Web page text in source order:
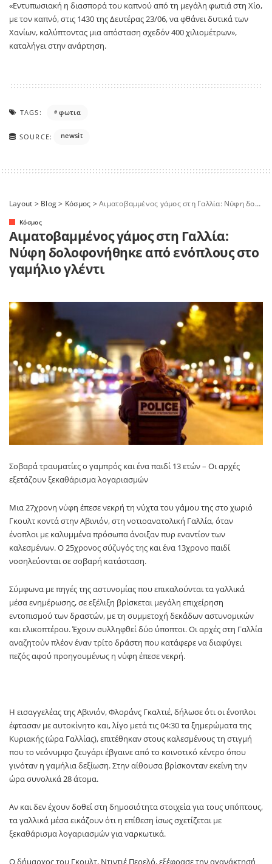
«Εντυπωσιακή η διασπορά του καπνού από τη μεγάλη φωτιά στη Χίο,
με τον καπνό, στις 1430 της Δευτέρας 23/06, να φθάνει δυτικά των
Χανίων, καλύπτοντας μια απόσταση σχεδόν 400 χιλιομέτρων»,
καταλήγει στην ανάρτηση.
TAGS: φωτια
SOURCE: newsit
Layout > Blog> Κόσμος >Αιματοβαμμένος γάμος στη Γαλλία: Νύφη δολοφονήθηκε από ενόπλους στο γαμήλιο γλέντι
Κόσμος
Αιματοβαμμένος γάμος στη Γαλλία:
Νύφη δολοφονήθηκε από ενόπλους στο
γαμήλιο γλέντι
Σοβαρά τραυματίες ο γαμπρός και ένα παιδί 13 ετών – Οι αρχές
εξετάζουν ξεκαθάρισμα λογαριασμών
Μια 27χρονη νύφη έπεσε νεκρή τη νύχτα του γάμου της στο χωριό
Γκουλτ κοντά στην Αβινιόν, στη νοτιοανατολική Γαλλία, όταν
ένοπλοι με καλυμμένα πρόσωπα άνοιξαν πυρ εναντίον των
καλεσμένων. Ο 25χρονος σύζυγός της και ένα 13χρονο παιδί
νοσηλεύονται σε σοβαρή κατάσταση.
Σύμφωνα με πηγές της αστυνομίας που επικαλούνται τα γαλλικά
μέσα ενημέρωσης, σε εξέλιξη βρίσκεται μεγάλη επιχείρηση
εντοπισμού των δραστών, με τη συμμετοχή δεκάδων αστυνομικών
και ελικοπτέρου. Έχουν συλληφθεί δύο ύποπτοι. Οι αρχές στη Γαλλία
αναζητούν πλέον έναν τρίτο δράστη που κατάφερε να διαφύγει
πεζός αφού προηγουμένως η νύφη έπεσε νεκρή.
Η εισαγγελέας της Αβινιόν, Φλοράνς Γκαλτιέ, δήλωσε ότι οι ένοπλοι
έφτασαν με αυτοκίνητο και, λίγο μετά τις 04:30 τα ξημερώματα της
Κυριακής (ώρα Γαλλίας), επιτέθηκαν στους καλεσμένους τη στιγμή
που το νεόνυμφο ζευγάρι έβγαινε από το κοινοτικό κέντρο όπου
γινόταν η γαμήλια δεξίωση. Στην αίθουσα βρίσκονταν εκείνη την
ώρα συνολικά 28 άτομα.
Αν και δεν έχουν δοθεί στη δημοσιότητα στοιχεία για τους υπόπτους,
τα γαλλικά μέσα εικάζουν ότι η επίθεση ίσως σχετίζεται με
ξεκαθάρισμα λογαριασμών για ναρκωτικά.
Ο δήμαρχος του Γκουλτ, Ντιντιέ Περελό, εξέφρασε την αγανάκτησή